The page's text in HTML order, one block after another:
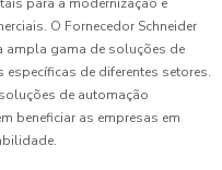
para a modernização e
O Fornecedor Schneider
ampla gama de soluções de
de diferentes setores.
de automação
beneficiar as empresas em